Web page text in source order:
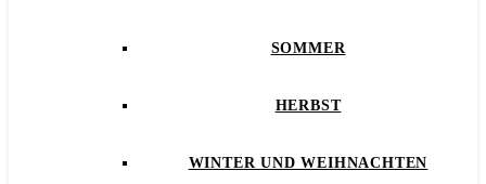
SOMMER
HERBST
WINTER UND WEIHNACHTEN